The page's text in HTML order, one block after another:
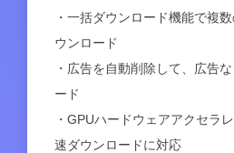
・一括ダウンロード機能で複
ウンロード
・広告を自動削除して、広告
ード
・GPUハードウェアアクセラ
速ダウンロードに対応